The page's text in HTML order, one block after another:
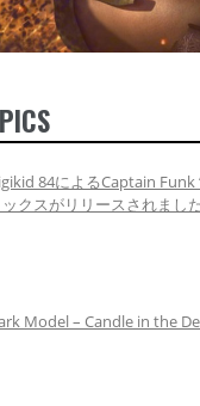
84によるCaptain Funk
ックスがリリースされました
Model – Candle in the